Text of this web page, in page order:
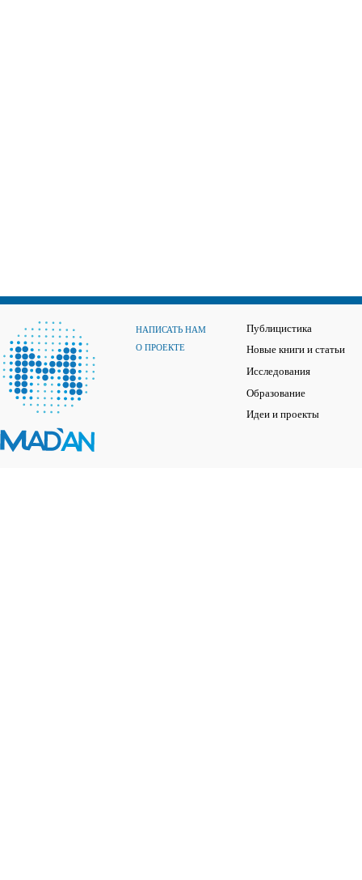
НАПИСАТЬ НАМ
О ПРОЕКТЕ
Публицистика
Новые книги и статьи
Исследования
Образование
Идеи и проекты